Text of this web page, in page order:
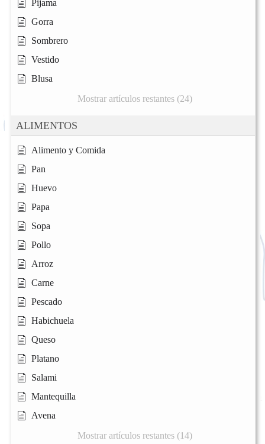
Pijama
Gorra
Sombrero
Vestido
Blusa
Mostrar artículos restantes (24)
ALIMENTOS
Alimento y Comida
Pan
Huevo
Papa
Sopa
Pollo
Arroz
Carne
Pescado
Habichuela
Queso
Platano
Salami
Mantequilla
Avena
Mostrar artículos restantes (14)